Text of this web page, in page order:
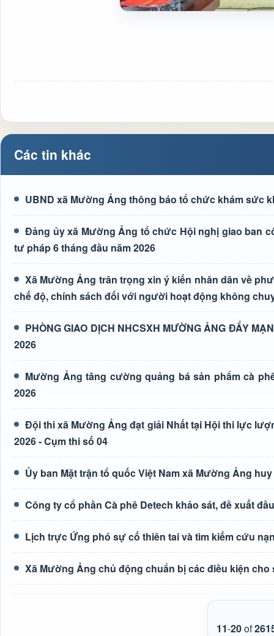
Các tin khác
UBND xã Mường Ảng thông báo tổ chức khám sức
Đảng ủy xã Mường Ảng tổ chức Hội nghị giao ban
tư pháp 6 tháng đầu năm 2026
Xã Mường Ảng trân trọng xin ý kiến nhân dân về
chế độ, chính sách đối với người hoạt động không
PHÒNG GIAO DỊCH NHCSXH MƯỜNG ẢNG ĐẨY
2026
Mường Ảng tăng cường quảng bá sản phẩm cà
2026
Đội thi xã Mường Ảng đạt giải Nhất tại Hội thi lực
2026 - Cụm thi số 04
Ủy ban Mặt trận tổ quốc Việt Nam xã Mường Ảng
Công ty cổ phần Cà phê Detech khảo sát, đề xuất
Lịch trực Ứng phó sự cố thiên tai và tìm kiếm cứu
Xã Mường Ảng chủ động chuẩn bị các điều kiện cho
11-20of